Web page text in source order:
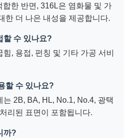
한 반면, 316L은 염화물 및 가
한 더 나은 내성을 제공합니다.
할 수 있나요?
, 용접, 펀칭 및 기타 가공 서비
할 수 있나요?
2B, BA, HL, No.1, No.4, 광택
리된 표면이 포함됩니다.
까?